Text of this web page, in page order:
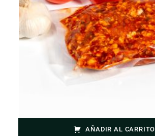
AÑADIR AL CARRITO